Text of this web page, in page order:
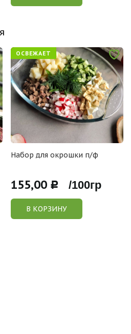
ОСВЕЖАЕТ
Набор для окрошки п/ф
155,00 Р /100гр
В КОРЗИНУ